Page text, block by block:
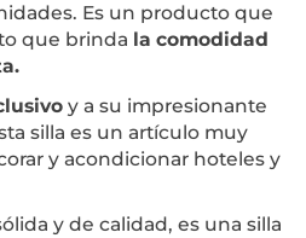
Es un producto que
que brinda la comodidad
y a su impresionante
silla es un artículo muy
y acondicionar hoteles y
y de calidad, es una silla